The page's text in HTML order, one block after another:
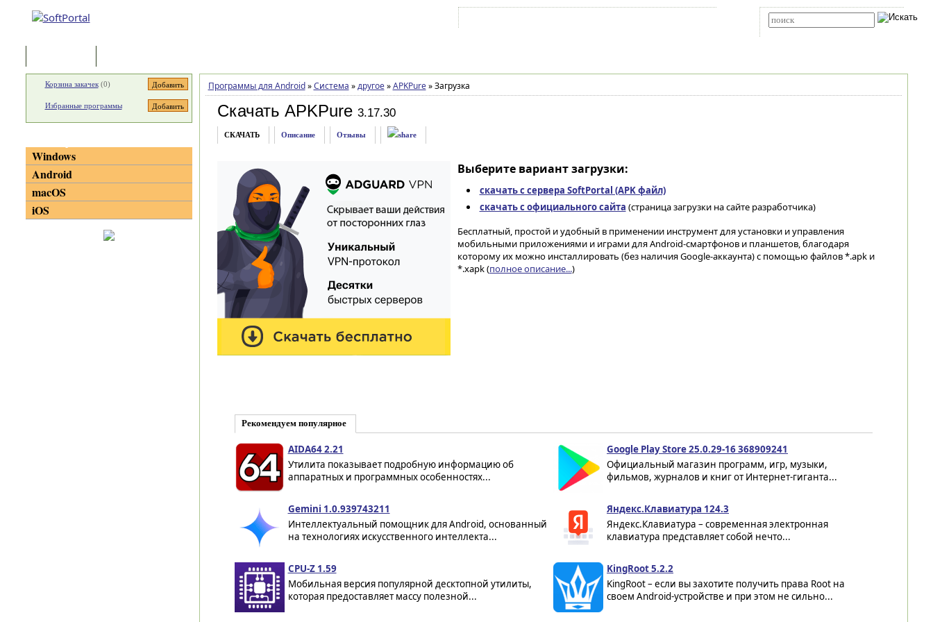
Программы для Android » Система » другое » APKPure »Загрузка
Скачать APKPure 3.17.30
СКАЧАТЬ Описание Отзывы
Выберите вариант загрузки:
скачать с сервера SoftPortal (APK файл)
скачать с официального сайта (страница загрузки на сайте разработчика)
Бесплатный, простой и удобный в применении инструмент для установки и управления
мобильными приложениями и играми для Android-смартфонов и планшетов, благодаря
которому их можно инсталлировать (без наличия Google-аккаунта) с помощью файлов *.apk и
*.xapk (полное описание...)
Рекомендуем популярное
AIDA64 2.21
Утилита показывает подробную информацию об
аппаратных и программных особенностях...
Google Play Store 25.0.29-16 368909241
Официальный магазин программ, игр, музыки,
фильмов, журналов и книг от Интернет-гиганта...
Gemini 1.0.939743211
Интеллектуальный помощник для Android, основанный
на технологиях искусственного интеллекта...
Яндекс.Клавиатура 124.3
Яндекс.Клавиатура – современная электронная
клавиатура представляет собой нечто...
CPU-Z 1.59
Мобильная версия популярной десктопной утилиты,
которая предоставляет массу полезной...
KingRoot 5.2.2
KingRoot – если вы захотите получить права Root на
своем Android-устройстве и при этом не сильно...
Корзина закачек(0)
Избранные программы
Windows
Android
macOS
iOS